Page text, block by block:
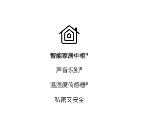
智能家居中枢脚
⁴
声音识别脚
⁵
温湿度传感器脚
⁶
私密又安全